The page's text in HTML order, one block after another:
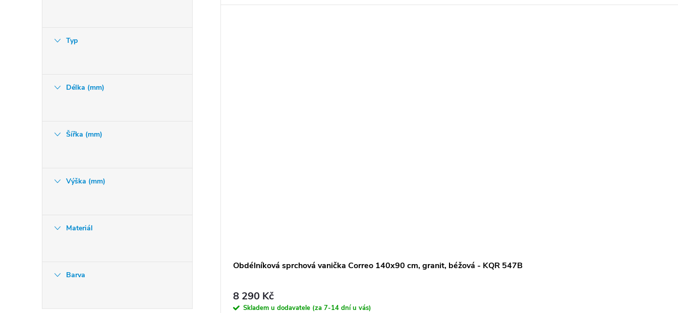
Typ
Délka (mm)
Šířka (mm)
Výška (mm)
Materiál
Barva
Obdélníková sprchová vanička Correo 140x90 cm, granit, béžová - KQR 547B
8 290 Kč
Skladem u dodavatele (za 7-14 dní u vás)